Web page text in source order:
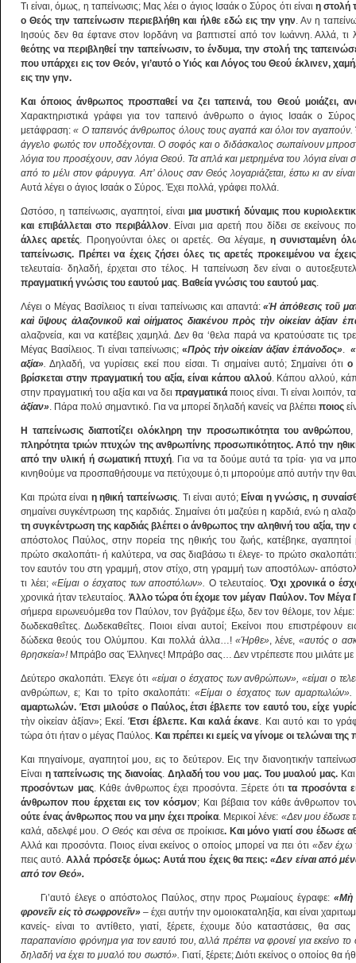
Τι είναι, όμως, η ταπείνωσις; Μας λέει ο άγιος Ισαάκ ο Σύρος ότι είναι η στολή
ο Θεός την ταπείνωσιν περιεβλήθη και ήλθε εδώ εις την γην. Αν η
Ιησούς δεν θα έφτανε στον Ιορδάνη να βαπτιστεί από τον Ιωάννη. Αλλά,
θεότης να περιβληθεί την ταπείνωσιν, το ένδυμα, την στολή της
που υπάρχει εις τον Θεόν, γι’αυτό ο Υιός και Λόγος του Θεού έκλινεν,
εις την γην.
Και όποιος άνθρωπος προσπαθεί να ζει ταπεινά, του Θεού μοιάζει,
Χαρακτηριστικά γράφει για τον ταπεινό άνθρωπο ο άγιος Ισαάκ ο
μετάφραση:« Ο ταπεινός άνθρωπος όλους τους αγαπά και όλοι τον
άγγελο φωτός τον υποδέχονται. Ο σοφός και ο διδάσκαλος σωπαίνουν
λόγια του προσέχουν, σαν λόγια Θεού. Τα απλά και μετρημένα του λόγια είναι
από το μέλι στον φάρυγγα. Απ’ όλους σαν Θεός λογαριάζεται, έστω κι αν
Αυτά λέγει ο άγιος Ισαάκ ο Σύρος. Έχει πολλά, γράφει πολλά.
Ωστόσο, η ταπείνωσις, αγαπητοί, είναιμια μυστική δύναμις που
και επιβάλλεται στο περιβάλλον. Είναι μια αρετή που δίδει σε εκείνους
άλλες αρετές. Προηγούνται όλες οι αρετές. Θα λέγαμε, η συνισταμένη
ταπείνωσις. Πρέπει να έχεις ζήσει όλες τις αρετές προκειμένου να
τελευταία· δηλαδή, έρχεται στο τέλος. Η ταπείνωση δεν είναι ο
πραγματική γνώσις του εαυτού μας. Βαθεία γνώσις του εαυτού μας.
Λέγει ο Μέγας Βασίλειος τι είναι ταπείνωσις και απαντά:«Ἡ ἀπόθεσις τοῦ
καὶ ὕψους ἀλαζονικοῦκαὶ οἰήματος διακένου πρὸς τὴν οἰκείανἀξίαν ἐ
αλαζονεία, και να κατέβεις χαμηλά. Δεν θα ‘θελα παρά να κρατούσατε τις
Μέγας Βασίλειος. Τι είναι ταπείνωσις;«Πρὸς τὴν οἰκείαν ἀξίαν ἐπάνοδος».
αξία». Δηλαδή, να γυρίσεις εκεί που είσαι. Τι σημαίνει αυτό; Σημαίνει ότιο
βρίσκεται στην πραγματική του αξία, είναι κάπου αλλού. Κάπου αλλού,
στην πραγματική του αξία και να δει πραγματικά ποιος είναι. Τι είναι λοιπόν,
ἀξίαν». Πάρα πολύ σημαντικό. Για να μπορεί δηλαδή κανείς να βλέπει ποιος
Η ταπείνωσις διαποτίζει ολόκληρη την προσωπικότητα του ανθρώπου,
πληρότητα τριών πτυχών της ανθρωπίνης προσωπικότητος. Από την
από την υλική ή σωματική πτυχή. Για να τα δούμε αυτά τα τρία· για να
κινηθούμε να προσπαθήσουμε να πετύχουμε ό,τι μπορούμε από αυτήν την
Και πρώτα είναι η ηθική ταπείνωσις. Τι είναι αυτό; Είναι η γνώσις, η
σημαίνει συγκέντρωση της καρδιάς. Σημαίνει ότι μαζεύει η καρδιά, ενώ η
τη συγκέντρωση της καρδιάς βλέπει ο άνθρωπος την αληθινή του αξία, την
απόστολος Παύλος, στην πορεία της ηθικής του ζωής, κατέβηκε,
πρώτο σκαλοπάτι- ή καλύτερα, να σας διαβάσω τι έλεγε- το πρώτο
τον εαυτόν του στη γραμμή, στον στίχο, στη γραμμή των αποστόλων-
τι λέει;«Είμαι ο έσχατος των αποστόλων». Ο τελευταίος.Όχι χρονικά ο
χρονικά ήταν τελευταίος. Άλλο τώρα ότι έχομε τον μέγαν Παύλον. Τον
σήμερα ειρωνευόμεθα τον Παύλον, τον βγάζομε έξω, δεν τον θέλομε, τον
δωδεκαθεΐτες. Δωδεκαθεΐτες. Ποιοι είναι αυτοί; Εκείνοι που επιστρέφουν
δώδεκα θεούς του Ολύμπου. Και πολλά άλλα…!«Ήρθε», λένε, «αυτός ο
θρησκεία»! Μπράβο σας Έλληνες! Μπράβο σας… Δεν ντρέπεστε που μιλάτε
Δεύτερο σκαλοπάτι. Έλεγε ότι «είμαι ο έσχατος των ανθρώπων», «είμαι ο
ανθρώπων, ε; Και το τρίτο σκαλοπάτι: «Είμαι ο έσχατος των αμαρτωλών».
αμαρτωλών. Έτσι μιλούσε ο Παύλος, έτσι έβλεπε τον εαυτό του, είχε
τὴν οἰκείαν ἀξίαν»; Εκεί.Έτσι έβλεπε. Και καλά έκανε. Και αυτό και το
τώρα ότι ήταν ο μέγας Παύλος. Και πρέπει κι εμείς να γίνομε οι τελώναι
Και πηγαίνομε, αγαπητοί μου, εις το δεύτερον. Εις την διανοητικήν
Είναι η ταπείνωσις της διανοίας. Δηλαδή του νου μας. Του μυαλού μας.
προσόντων μας. Κάθε άνθρωπος έχει προσόντα. Ξέρετε ότιτα προσόντα
άνθρωπον που έρχεται εις τον κόσμον; Και βέβαια τον κάθε άνθρωπον
ούτε ένας άνθρωπος που να μην έχει προίκα. Μερικοί λένε: «Δεν μου έδωσε
καλά, αδελφέ μου. Ο Θεόςκαι σένα σε προίκισε. Και μόνο γιατί σου έδωσε
Αλλά και προσόντα. Ποιος είναι εκείνος ο οποίος μπορεί να πει ότι «δεν έχω
πεις αυτό.Αλλά πρόσεξε όμως: Αυτά που έχεις θα πεις:«Δεν είναι από
από τον Θεό».
Γι’αυτό έλεγε ο απόστολος Παύλος, στην προς Ρωμαίους έγραφε:«Μὴ
φρονεῖν εἰς τὸ σωφρονεῖν» – έχει αυτήν την ομοιοκαταληξία, και είναι
κανείς- είναι το αντίθετο, γιατί, ξέρετε, έχουμε δύο καταστάσεις, θα
παραπανίσιο φρόνημα για τον εαυτό του, αλλά πρέπει να φρονεί για εκείνο
δηλαδή να έχει το μυαλό του σωστό». Γιατί, ξέρετε; Διότι εκείνος ο οποίος θα